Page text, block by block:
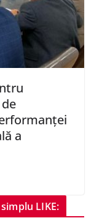
a
LIKE: